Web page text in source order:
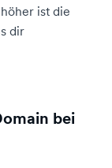
ist die
dir
bei